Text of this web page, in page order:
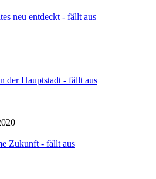
neu entdeckt - fällt aus
der Hauptstadt - fällt aus
Zukunft - fällt aus